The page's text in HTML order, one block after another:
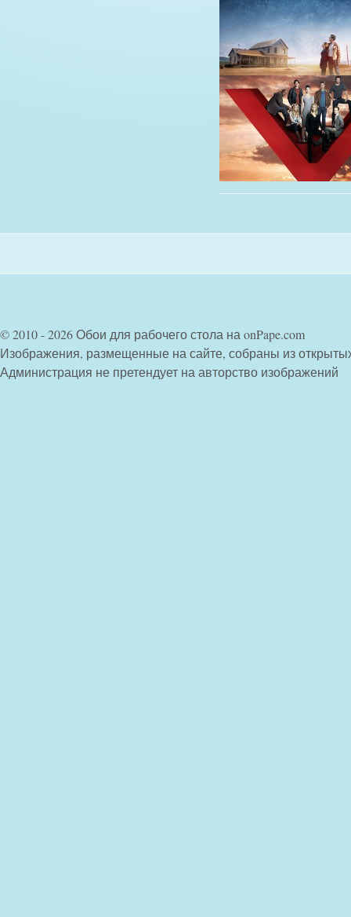
© 2010 - 2026 Обои для рабочего стола на onPape.com
Изображения, размещенные на сайте, собраны из
Администрация не претендует на авторство изображений